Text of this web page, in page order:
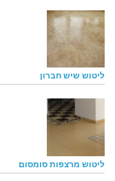
ליטוש שיש חברון
ליטוש מרצפות סומסום